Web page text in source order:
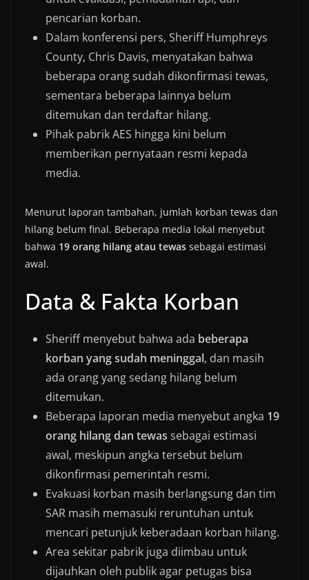
pencarian korban.
Dalam konferensi pers, Sheriff Humphreys
County, Chris Davis, menyatakan bahwa
beberapa orang sudah dikonfirmasi tewas,
sementara beberapa lainnya belum
ditemukan dan terdaftar hilang.
Pihak pabrik AES hingga kini belum
memberikan pernyataan resmi kepada
media.
Menurut laporan tambahan, jumlah korban tewas dan
hilang belum final. Beberapa media lokal menyebut
bahwa 19 orang hilang atau tewas sebagai estimasi
awal.
Data & Fakta Korban
Sheriff menyebut bahwa ada beberapa
korban yang sudah meninggal, dan masih
ada orang yang sedang hilang belum
ditemukan.
Beberapa laporan media menyebut angka 19
orang hilang dan tewas sebagai estimasi
awal, meskipun angka tersebut belum
dikonfirmasi pemerintah resmi.
Evakuasi korban masih berlangsung dan tim
SAR masih memasuki reruntuhan untuk
mencari petunjuk keberadaan korban hilang.
Area sekitar pabrik juga diimbau untuk
dijauhkan oleh publik agar petugas bisa